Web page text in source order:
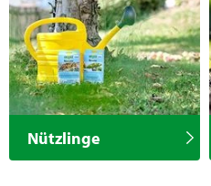
Nützlinge